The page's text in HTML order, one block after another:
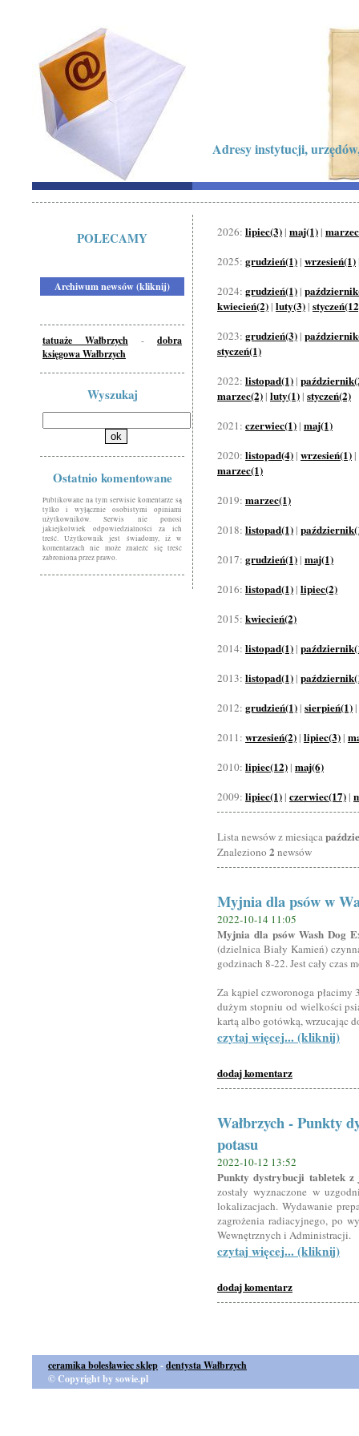
Adresy instytucji,
POLECAMY
Archiwum newsów (kliknij)
tatuaże Wałbrzych - dobra
księgowa Wałbrzych
Wyszukaj
Ostatnio komentowane
Publikowane na tym serwisie komentarze są
tylko i wyłącznie osobistymi opiniami
użytkowników. Serwis nie ponosi
jakiejkolwiek odpowiedzialności za ich
treść. Użytkownik jest świadomy, iż w
komentarzach nie może znaleźć się treść
zabroniona przez prawo.
2026: lipiec(3) | maj(1) |
2025: grudzień(1) | wrzesień(1)
2024: grudzień(1) |
kwiecień(2) | luty(3) |
2023: grudzień(3) |
styczeń(1)
2022: listopad(1) |
marzec(2) | luty(1) | styczeń(2)
2021: czerwiec(1) | maj(1)
2020: listopad(4) | wrzesień(1) |
marzec(1)
2019: marzec(1)
2018: listopad(1) |
2017: grudzień(1) | maj(1)
2016: listopad(1) | lipiec(2)
2015: kwiecień(2)
2014: listopad(1) |
2013: listopad(1) |
2012: grudzień(1) | sierpień(1) |
2011: wrzesień(2) | lipiec(3) |
2010: lipiec(12) | maj(6)
2009: lipiec(1) | czerwiec(17) |
Lista newsów z miesiąca
Znaleziono 2 newsów
Myjnia dla psów w
2022-10-14 11:05
Myjnia dla psów Wash Dog
(dzielnica Biały Kamień)
godzinach 8-22. Jest cały czas
Za kąpiel czworonoga płacimy
dużym stopniu od wielkości
kartą albo gotówką, wrzucając
czytaj więcej... (kliknij)
dodaj komentarz
Wałbrzych - Punkty
potasu
2022-10-12 13:52
Punkty dystrybucji tabletek z
zostały wyznaczone w
lokalizacjach. Wydawanie
zagrożenia radiacyjnego, po
Wewnętrznych i Administracji.
czytaj więcej... (kliknij)
dodaj komentarz
ceramika bolesławiec sklep-dentysta Wałbrzych
© Copyright by sowie.pl